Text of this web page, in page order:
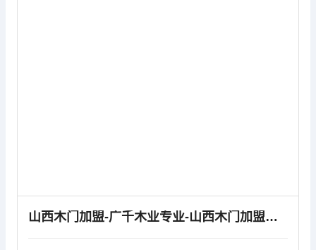
山西木门加盟-广千木业专业-山西木门加盟费用